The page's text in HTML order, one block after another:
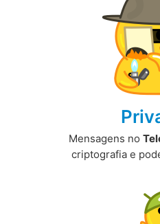
Mensagens no
criptografia e